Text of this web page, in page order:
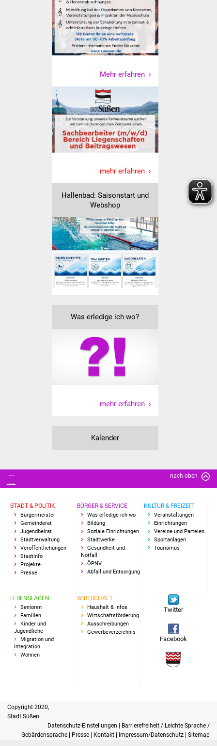
Stadtarchiv
Zehntscheuer
Vereine und Parteien
Selbsteintrag Vereine
Beirat Süßener Vereine
Sportanlagen
Tourismus
Erlebnisregion
Schwäbischer Albtrauf
Route der
Industriekultur
Lebenslagen
Senioren
Sommerwochen für
Ältere
Pflegeheim
Kinder und Jugendliche
Migration und Integration
Freundeskreis Asyl
Bauen in Süßen
Wohnimmobilien +
Gewerbeimmobilien
Mehr erfahren
mehr erfahren
Hallenbad: Saisonstart und
Webshop
Was erledige ich wo?
mehr erfahren
Kalender
nach oben
STADT & POLITIK
Bürgermeister
Gemeinderat
Jugendbeirat
Stadtverwaltung
Veröffentlichungen
Stadtinfo
Projekte
Presse
BÜRGER & SERVICE
Was erledige ich wo
Bildung
Soziale Einrichtungen
Stadtwerke
Gesundheit und
Notfall
ÖPNV
Abfall und Entsorgung
KULTUR & FREIZEIT
Veranstaltungen
Einrichtungen
Vereine und Parteien
Sportanlagen
Tourismus
LEBENSLAGEN
Senioren
Familien
Kinder und
Jugendliche
Migration und
Integration
Wohnen
WIRTSCHAFT
Haushalt & Infos
Wirtschaftsförderung
Ausschreibungen
Gewerbeverzeichnis
Twitter
Facebook
Copyright 2020,
Stadt Süßen
Datenschutz-Einstellungen
Barrierefreiheit / Leichte Sprache /
Gebärdensprache
Presse Kontakt Impressum/Datenschutz Sitemap